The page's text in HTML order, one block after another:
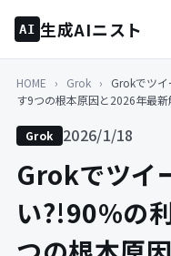
AI 生成AIニスト
HOME › Grok ›
Grokでツ
す9つの根本原因と2026年最
Grok 2026/1/18
Grokでツイ
い?!90%の